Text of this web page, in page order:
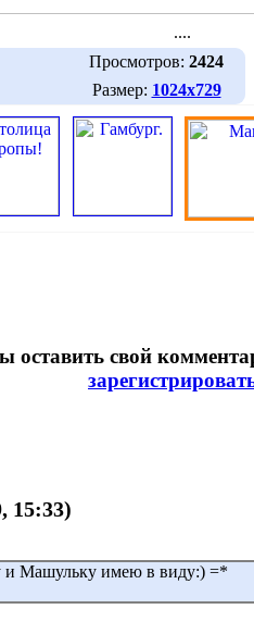
....
Просмотров: 2424
Размер: 1024х729
оставить свой
15:33)
и Машульку имею в виду:) =*